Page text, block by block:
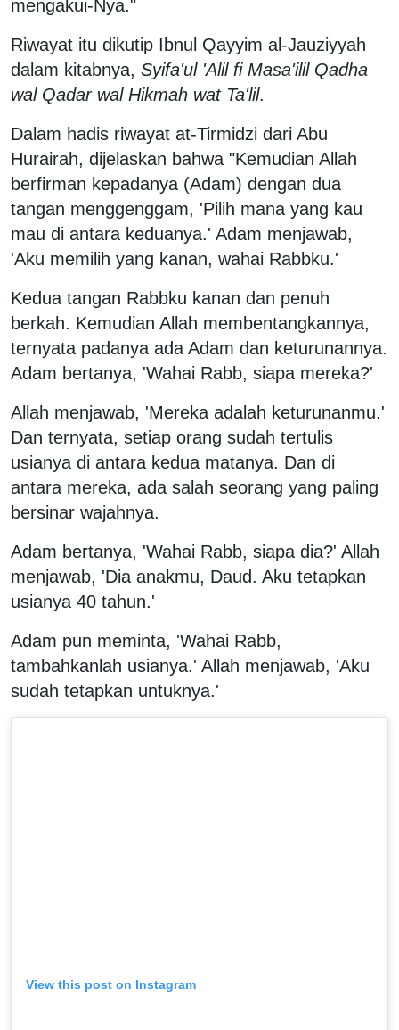
mengakui-Nya."
Riwayat itu dikutip Ibnul Qayyim al-Jauziyyah
dalam kitabnya, Syifa'ul 'Alil fi Masa'ilil Qadha
wal Qadar wal Hikmah wat Ta'lil.
Dalam hadis riwayat at-Tirmidzi dari Abu
Hurairah, dijelaskan bahwa "Kemudian Allah
berfirman kepadanya (Adam) dengan dua
tangan menggenggam, 'Pilih mana yang kau
mau di antara keduanya.' Adam menjawab,
'Aku memilih yang kanan, wahai Rabbku.'
Kedua tangan Rabbku kanan dan penuh
berkah. Kemudian Allah membentangkannya,
ternyata padanya ada Adam dan keturunannya.
Adam bertanya, 'Wahai Rabb, siapa mereka?'
Allah menjawab, 'Mereka adalah keturunanmu.'
Dan ternyata, setiap orang sudah tertulis
usianya di antara kedua matanya. Dan di
antara mereka, ada salah seorang yang paling
bersinar wajahnya.
Adam bertanya, 'Wahai Rabb, siapa dia?' Allah
menjawab, 'Dia anakmu, Daud. Aku tetapkan
usianya 40 tahun.'
Adam pun meminta, 'Wahai Rabb,
tambahkanlah usianya.' Allah menjawab, 'Aku
sudah tetapkan untuknya.'
View this post on Instagram